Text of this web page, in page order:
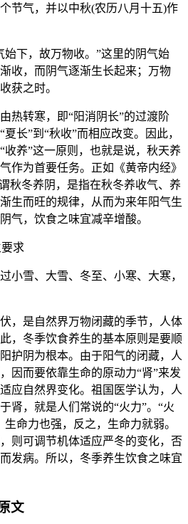
节气，并以中秋(农历八月十五)作
始下，故万物收。”这里的阴气始
收，而阴气逐渐生长起来；万物
获之时。
热转寒，即“阳消阴长”的过渡阶
长”到“秋收”而相应改变。因此，
收养”这一原则，也就是说，秋天养
作为首要任务。正如《黄帝内经》
秋冬养阴，是指在秋冬养收气、养
生而旺的规律，从而为来年阳气生
气，饮食之味宜减辛增酸。
求
小雪、大雪、冬至、小寒、大寒，
，是自然界万物闭藏的季节，人体
，冬季饮食养生的基本原则是要顺
护阴为根本。由于阳气的闭藏，人
因而要依靠生命的原动力“肾”来发
应自然界变化。祖国医学认为，人
肾，就是人们常说的“火力”。“火
命力也强，反之，生命力就弱。
则可调节机体适应严冬的变化，否
发病。所以，冬季养生饮食之味宜
文